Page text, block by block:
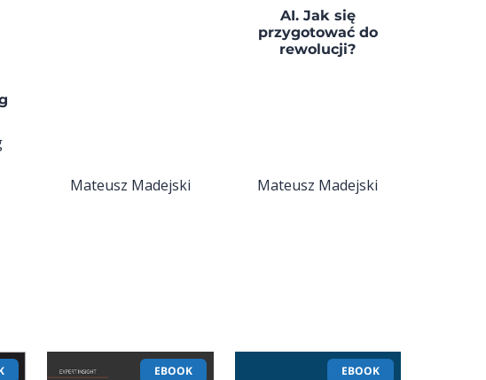
Mateusz Madejski
AI. Jak się
przygotować do
rewolucji?
Mateusz Madejski
EBOOK EBOOK